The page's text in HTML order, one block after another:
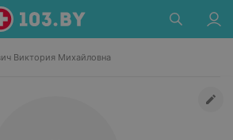
Виктория Михайловна